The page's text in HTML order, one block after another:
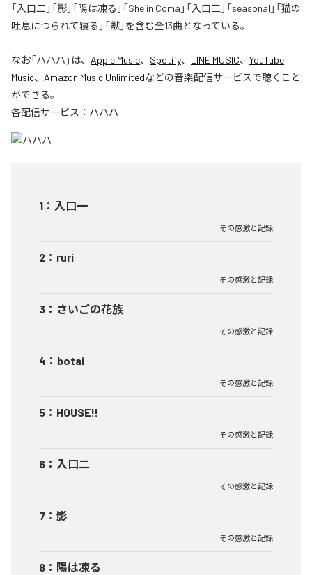
「入口二」「影」「陽は凍る」「She in Coma」「入口三」「seasonal」「猫の
吐息につられて寝る」「獣」を含む全13曲となっている。
なお「ハハハ 」は、 Apple Music、 Spotify、 LINE MUSIC、 YouTube
Music、 Amazon Music Unlimitedなどの音楽配信サービスで聴くこと
ができる。
各配信サービス： ハハハ
1 ： 入口一
その感激と記録
2 ： ruri
その感激と記録
3 ： さいごの花族
その感激と記録
4 ： botai
その感激と記録
5 ： HOUSE!!
その感激と記録
6 ： 入口二
その感激と記録
7 ： 影
その感激と記録
8 ： 陽は凍る